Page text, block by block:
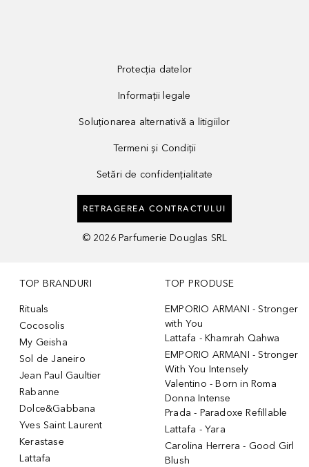
Protecția datelor
Informații legale
Soluționarea alternativă a litigiilor
Termeni și Condiții
Setări de confidențialitate
RETRAGEREA CONTRACTULUI
© 2026 Parfumerie Douglas SRL
TOP BRANDURI
Rituals
Cocosolis
My Geisha
Sol de Janeiro
Jean Paul Gaultier
Rabanne
Dolce&Gabbana
Yves Saint Laurent
Kerastase
Lattafa
TOP PRODUSE
EMPORIO ARMANI - Stronger
with You
Lattafa - Khamrah Qahwa
EMPORIO ARMANI - Stronger
With You Intensely
Valentino - Born in Roma
Donna Intense
Prada - Paradoxe Refillable
Lattafa - Yara
Carolina Herrera - Good Girl
Blush